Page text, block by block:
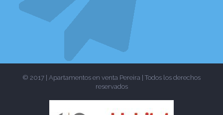
© 2017 | Apartamentos en venta Pereira | Todos los derechos
reservados